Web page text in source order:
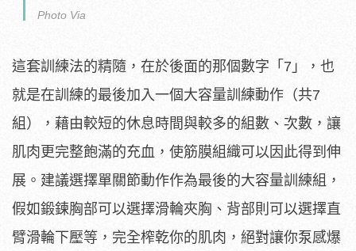
Photo Via
這套訓練法的精隨，在於後面的那個數字「7」，也
就是在訓練的最後加入一個大容量訓練動作（共7
組），藉由較短的休息時間與較多的組數、次數，讓
肌肉更完整飽滿的充血，使筋膜組織可以因此得到伸
展。建議選擇單關節動作作為最後的大容量訓練組，
假如鍛鍊胸部可以選擇滑輪夾胸、背部則可以選擇直
臂滑輪下壓等，完全榨乾你的肌肉，絕對讓你泵感爆